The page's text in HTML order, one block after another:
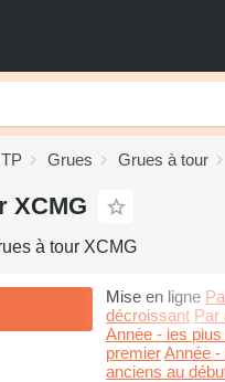
Grues Grues à tour
XCMG
à tour XCMG
Mise en ligne
décroissant Par
Année - les
premierAnnée -
anciens au